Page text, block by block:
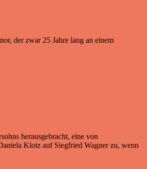
der zwar 25 Jahre lang an einem
herausgebracht, eine von
Klotz auf Siegfried Wagner zu, wenn